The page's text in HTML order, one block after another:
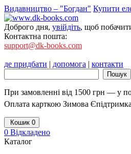
Видавництво – "Богдан" Купити
Доброго дня, увійдіть, щоб
Контактна пошта:
support@dk-books.com
де придбати | допомога | контакти
При замовленні від 1500 грн — у
Оплата карткою Зимова
Кошик 0
0 Відкладено
Каталог